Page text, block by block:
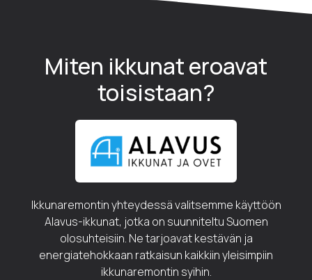
Miten ikkunat eroavat
toisistaan?
Ikkunaremontin yhteydessä valitsemme käyttöön
Alavus-ikkunat, jotka on suunniteltu Suomen
olosuhteisiin. Ne tarjoavat kestävän ja
energiatehokkaan ratkaisun kaikkiin yleisimpiin
ikkunaremontin syihin.